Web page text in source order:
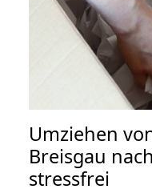
Umziehen
Breisgau
stressfrei